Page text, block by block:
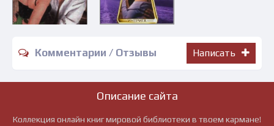
Комментарии / Отзывы Написать
Описание сайта
Коллекция онлайн книг мировой библиотеки в твоем кармане!